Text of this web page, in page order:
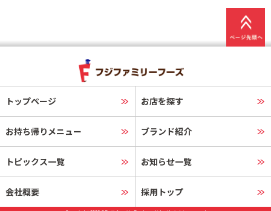
トップページ お店を探す
お持ち帰りメニュー ブランド紹介
トピックス一覧 お知らせ一覧
会社概要 採用トップ